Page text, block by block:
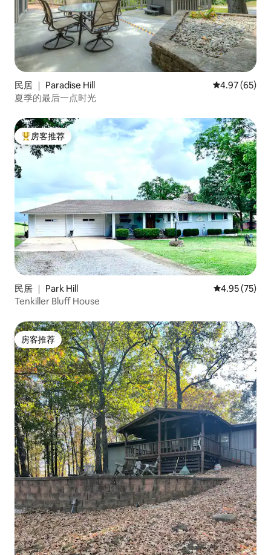
民居 ｜ Paradise Hill 平均评分
4.97 (65)
夏季的最后一点时光
热门「房客推荐」
房客推荐
民居 ｜ Park Hill 平均评分
4.95 (75)
Tenkiller Bluff House
房客推荐
房客推荐